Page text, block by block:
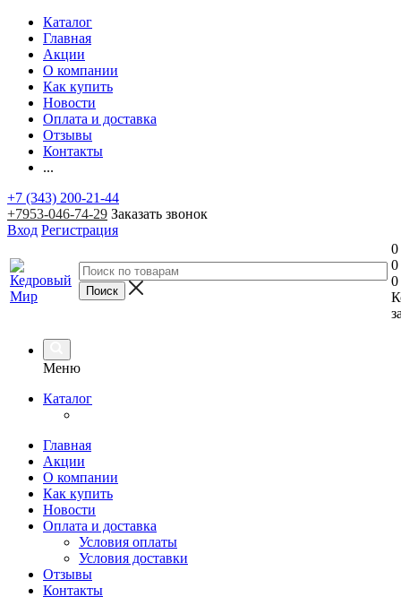
Каталог
Главная
Акции
О компании
Как купить
Новости
Оплата и доставка
Отзывы
Контакты
...
+7 (343) 200-21-44
+7953-046-74-29 Заказать звонок
Вход Регистрация
0
0
0
Меню
Каталог
Главная
Акции
О компании
Как купить
Новости
Оплата и доставка
Условия оплаты
Условия доставки
Отзывы
Контакты